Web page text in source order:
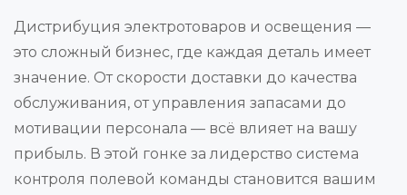
Дистрибуция электротоваров и освещения —
это сложный бизнес, где каждая деталь имеет
значение. От скорости доставки до качества
обслуживания, от управления запасами до
мотивации персонала — всё влияет на вашу
прибыль. В этой гонке за лидерство система
контроля полевой команды становится вашим